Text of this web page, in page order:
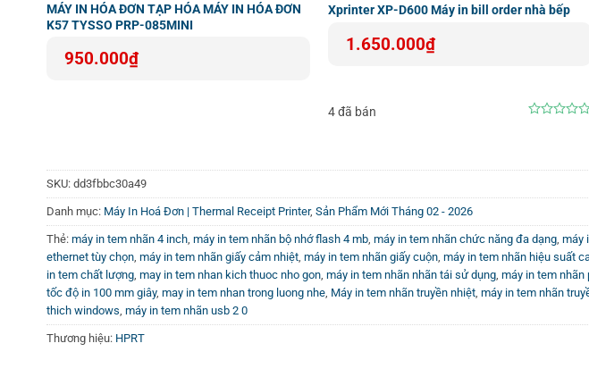
Tính Năng Nổi Bật Của Máy In Mã Vạch 4″ Thermal
cao hoặc hóa chất.
Ruy băng in 300m: Giúp kéo dài thời gian sử dụng, giảm thiểu bảo trì liên tục.
Cửa sổ lớn quan sát:Thiết kế cửa sổ trong suốt giúp người dùng dễ dàng theo
Đa cảm biến giấy:Tích hợp nhiều loại cảm biến nhãn, tự động nhận dạng kích
Vận hành ổn định, tốc độ in nhanh:
Đáp ứng khối lượng công việc lớn mà vẫn giữ
MÁY IN HÓA ĐƠN TẠP HÓA MÁY IN HÓA ĐƠN
K57 TYSSO PRP-085MINI
950.000₫
Xprinter XP-D600 Máy in bill order nhà bếp
1.650.000₫
4 đã bán
SKU: dd3fbbc30a49
Danh mục: Máy In Hoá Đơn | Thermal Receipt Printer, Sản Phẩm Mới Tháng 02 - 2026
Thẻ: máy in tem nhãn 4 inch máy in tem nhãn bộ nhớ flash 4 mb máy in tem nhãn chức năng đa dạng máy
ethernet tùy chọn máy in tem nhãn giấy cảm nhiệt máy in tem nhãn giấy cuộn máy in tem nhãn hiệu suất
in tem chất lượng may in tem nhan kich thuoc nho gon máy in tem nhãn nhãn tái sử dụng máy in tem nhãn
tốc độ in 100 mm giây, may in tem nhan trong luong nhe Máy in tem nhãn truyền nhiệt máy in tem nhãn
thich windows máy in tem nhãn usb 2 0
Thương hiệu: HPRT